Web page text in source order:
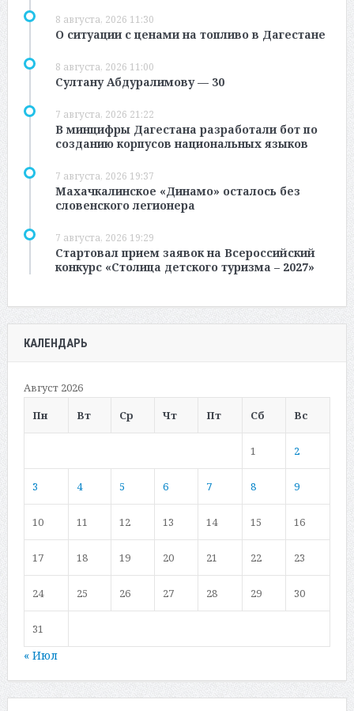
8 августа, 2026 11:30
О ситуации с ценами на топливо в Дагестане
8 августа, 2026 11:00
Султану Абдуралимову — 30
7 августа, 2026 21:22
В минцифры Дагестана разработали бот по
созданию корпусов национальных языков
7 августа, 2026 19:37
Махачкалинское «Динамо» осталось без
словенского легионера
7 августа, 2026 19:29
Стартовал прием заявок на Всероссийский
конкурс «Столица детского туризма – 2027»
КАЛЕНДАРЬ
Август 2026
Пн
Вт Ср Чт Пт Сб Вс
1 2
3 4 5 6 7 8 9
10 11 12 13 14 15 16
17 18 19 20 21 22 23
24 25 26 27 28 29 30
31
« Июл